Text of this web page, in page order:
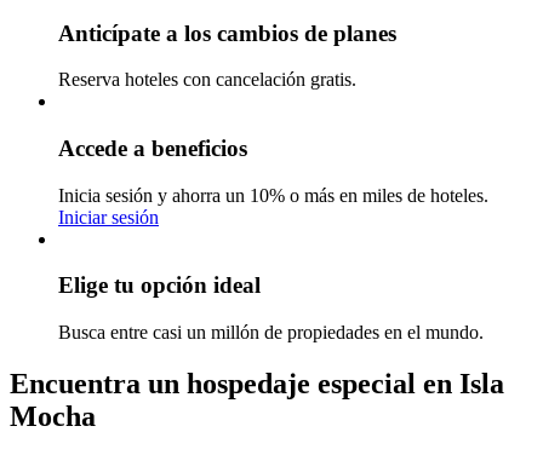
Anticípate a los cambios de planes
Reserva hoteles con cancelación gratis.
Accede a beneficios
Inicia sesión y ahorra un 10% o más en miles de hoteles.
Iniciar sesión
Elige tu opción ideal
Busca entre casi un millón de propiedades en el mundo.
Encuentra un hospedaje especial en Isla
Mocha